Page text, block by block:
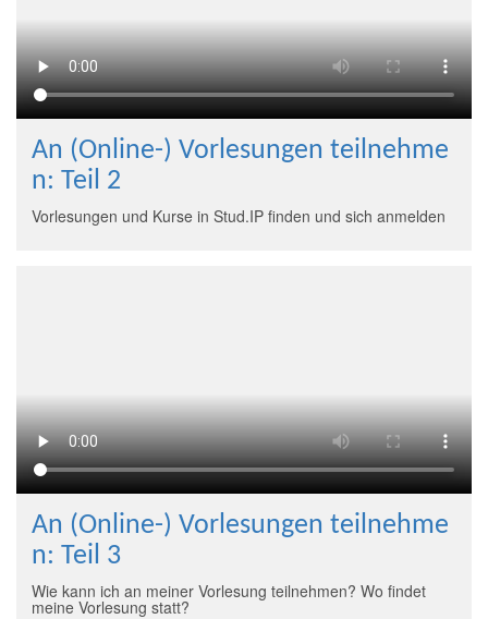
An (Online-) Vorlesungen teilnehme
n: Teil 2
Vorlesungen und Kurse in Stud.IP finden und sich anmelden
An (Online-) Vorlesungen teilnehme
n: Teil 3
Wie kann ich an meiner Vorlesung teilnehmen? Wo findet
meine Vorlesung statt?